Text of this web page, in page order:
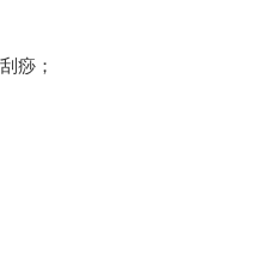
痧；